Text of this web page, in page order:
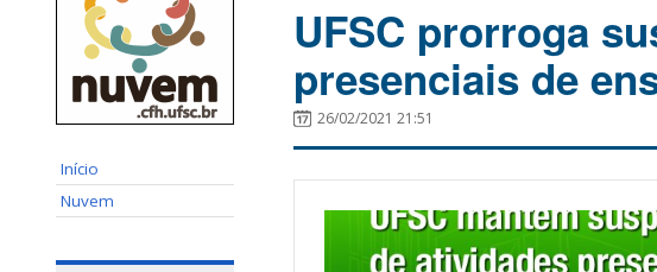
Início
Nuvem
UFSC prorroga
presenciais de
26/02/2021 21:51